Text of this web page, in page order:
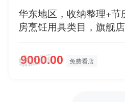
华东地区，收纳整理+
房烹饪用具类目，旗舰
免费看店